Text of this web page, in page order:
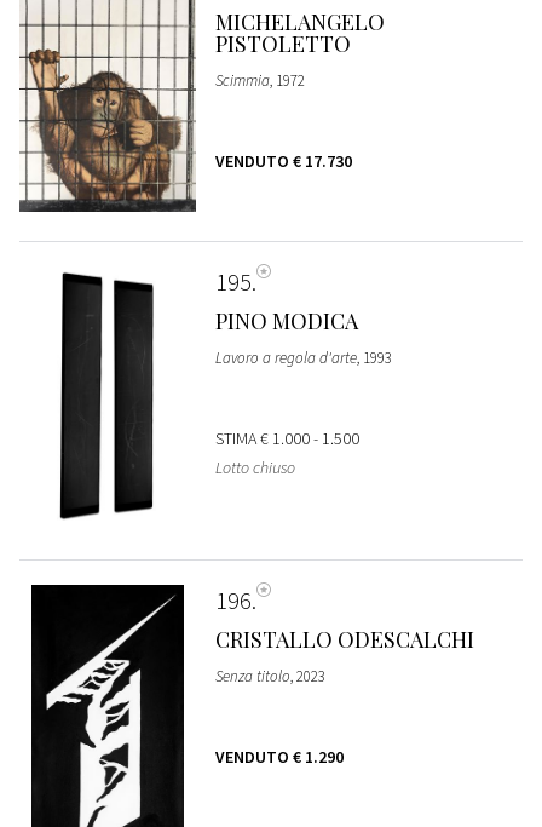
MICHELANGELO
PISTOLETTO
Scimmia, 1972
VENDUTO € 17.730
195
PINO MODICA
Lavoro a regola d'arte, 1993
STIMA€ 1.000 - 1.500
Lotto chiuso
196
CRISTALLO ODESCALCHI
Senza titolo, 2023
VENDUTO € 1.290